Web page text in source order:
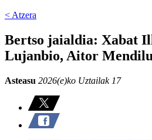
< Atzera
Bertso jaialdia: Xabat
Lujanbio, Aitor
Asteasu 2026(e)ko Uztailak 17